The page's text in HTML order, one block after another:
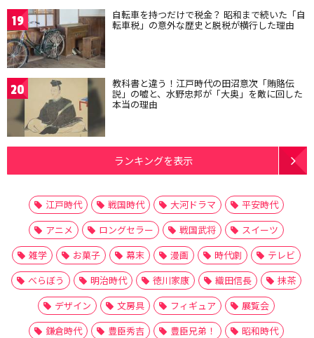
19 自転車を持つだけで税金？ 昭和まで続いた「自
転車税」の意外な歴史と脱税が横行した理由
20 教科書と違う！江戸時代の田沼意次「賄賂伝
説」の嘘と、水野忠邦が「大奥」を敵に回した
本当の理由
ランキングを表示
江戸時代 戦国時代 大河ドラマ
平安時代
アニメ
ロングセラー 戦国武将
スイーツ
雑学
お菓子 幕末 漫画 時代劇
テレビ
べらぼう
明治時代 徳川家康 織田信長
抹茶
デザイン
文房具 フィギュア
展覧会
鎌倉時代
豊臣秀吉 豊臣兄弟！
昭和時代